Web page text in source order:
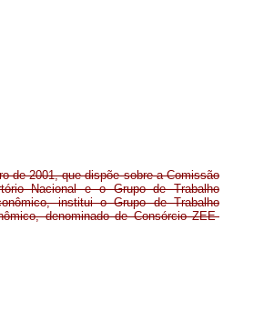
de 2001, que dispõe sobre a Comissão
Nacional e o Grupo de Trabalho
institui o Grupo de Trabalho
denominado de Consórcio ZEE-